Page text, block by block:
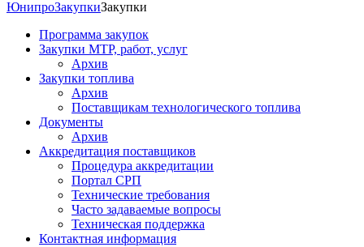
ЮнипроЗакупкиЗакупки
Программа закупок
Закупки МТР, работ, услуг
Архив
Закупки топлива
Архив
Поставщикам технологического топлива
Документы
Архив
Аккредитация поставщиков
Процедура аккредитации
Портал СРП
Технические требования
Часто задаваемые вопросы
Техническая поддержка
Контактная информация